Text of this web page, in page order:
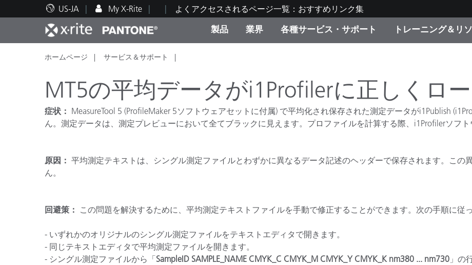
US-JA My X-Rite よくアクセスされるページ一覧：おすすめリンク集
製品
人気製品ランキング
キャンペーン
機材貸出サービス（無料）
業界
印刷＆パッケージ印刷
自動車
プラスチック
テキスタイル
リューション
ライフサイエンス
各種サービス・サポート
テクニカルサポート
トレーニング＆リ
教育関連資料
製品リスト（旧製品も含む
ホームページ サービス＆サポート
MT5の平均データがi1Profilerに正しくロ
症状： MeasureTool 5 (ProfileMaker 5ソフトウェアセットに付属) で平均化され保存された測定データがi1Publish
ん。測定データは、測定プレビューにおいて全てブラックに見えます。プロファイルを計算する際、i1Profilerソフト
原因： 平均測定テキストは、シングル測定ファイルとわずかに異なるデータ記述のヘッダーで保存されます。この
ん。
回避策： この問題を解決するために、平均測定テキストファイルを手動で修正することができます。次の手順に従っ
- いずれかのオリジナルのシングル測定ファイルをテキストエディタで開きます。
- 同じテキストエディタで平均測定ファイルを開きます。
- シングル測定ファイルから「SampleID SAMPLE_NAME CMYK_C CMYK_M CMYK_Y CMYK_K nm380 ... nm730 」の